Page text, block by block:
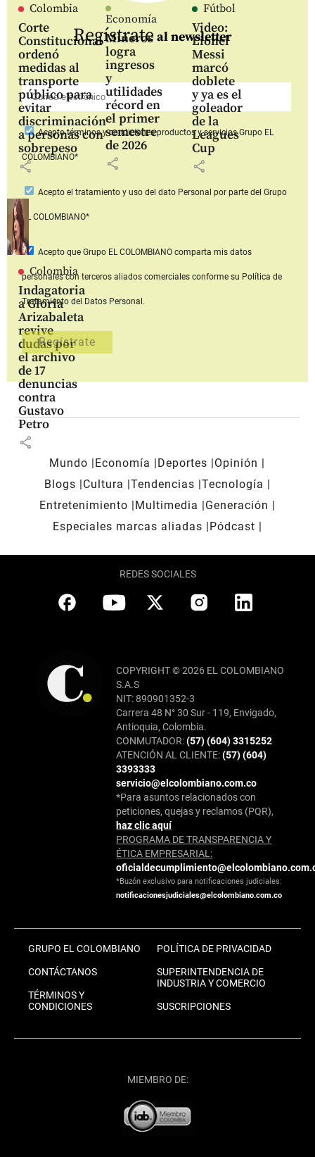
Colombia
Corte
Constitucional
ordenó
medidas al
transporte
público para
evitar
discriminación
a personas con
sobrepeso
share
Economía
Mineros
logra
ingresos
y
utilidades
récord en
el primer
semestre
de 2026
share
Fútbol
Video:
Lionel
Messi
marcó
doblete
y ya es el
goleador
de la
Leagues
Cup
share
Colombia
Indagatoria
a Gloria
Arizabaleta
revive
dudas por
el archivo
de 17
denuncias
contra
Gustavo
Petro
share
Regístrate al newsletter
Aceptotérminos y condiciones productos y serviciosGrupo EL
COLOMBIANO*
Acepto el tratamiento y uso del dato Personal por parte del Grupo
EL COLOMBIANO*
Acepto que Grupo EL COLOMBIANOcomparta mis datos
personales con terceros aliados comerciales conforme su Política de
Tratamiento del Datos Personal.
Mundo Economía Deportes
Opinión
Blogs
Cultura Tendencias Tecnología
Entretenimiento
Multimedia
Generación
Especiales marcas aliadas
Pódcast
REDES SOCIALES
COPYRIGHT © 2026 EL COLOMBIANO
S.A.S
NIT: 890901352-3
Carrera 48 N° 30 Sur - 119, Envigado,
Antioquia, Colombia.
CONMUTADOR:(57) (604) 3315252
ATENCIÓN AL CLIENTE:(57) (604)
3393333
servicio@elcolombiano.com.co
*Para asuntos relacionados con
peticiones, quejas y reclamos (PQR),
haz clic aquí
PROGRAMA DE TRANSPARENCIA Y
ÉTICA EMPRESARIAL:
*Buzón exclusivo para notificaciones judiciales:
notificacionesjudiciales@elcolombiano.com.co
GRUPO EL COLOMBIANO
CONTÁCTANOS
TÉRMINOS Y
CONDICIONES
POLÍTICA DE PRIVACIDAD
SUPERINTENDENCIA DE
INDUSTRIA Y COMERCIO
SUSCRIPCIONES
MIEMBRO DE: